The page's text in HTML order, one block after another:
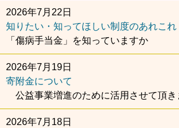
2026年7月22日
知りたい・知ってほしい制度のあれこれ
「傷病手当金」を知っていますか
2026年7月19日
寄附金について
公益事業増進のために活用させて頂き
2026年7月18日